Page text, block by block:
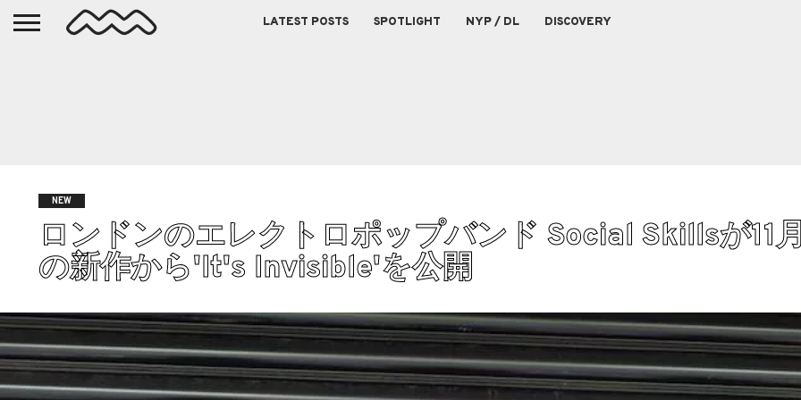
LATEST POSTS SPOTLIGHT NYP / DL DISCOVERY
NEW
ロンドンのエレクトロポップバンド Social Skillsが11
の新作から'It's Invisible'を公開